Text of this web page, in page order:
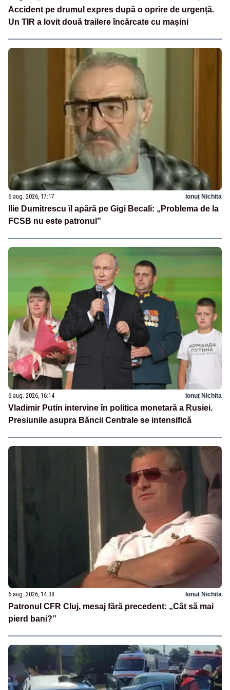
Accident pe drumul expres după o oprire de urgență.
Un TIR a lovit două trailere încărcate cu mașini
6 aug. 2026, 17:17 Ionuț Nichita
Ilie Dumitrescu îl apără pe Gigi Becali: „Problema de la
FCSB nu este patronul”
6 aug. 2026, 16:14 Ionuț Nichita
Vladimir Putin intervine în politica monetară a Rusiei.
Presiunile asupra Băncii Centrale se intensifică
6 aug. 2026, 14:38 Ionuț Nichita
Patronul CFR Cluj, mesaj fără precedent: „Cât să mai
pierd bani?”